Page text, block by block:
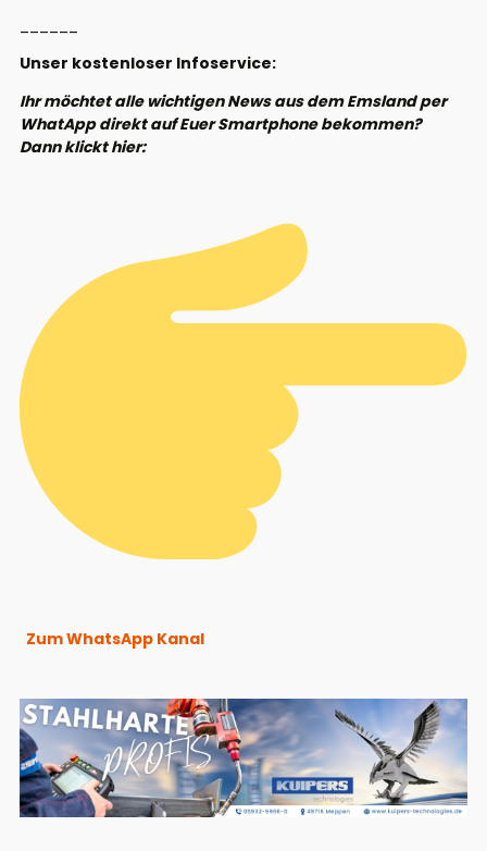
Unser kostenloser Infoservice:
Ihr möchtet alle wichtigen News aus dem Emsland per
WhatApp direkt auf Euer Smartphone bekommen?
Dann klickt hier:
Zum WhatsApp Kanal